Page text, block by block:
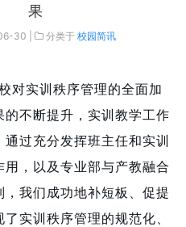
果
30 分类于 校园简讯
实训秩序管理的全面加
的不断提升，实训教学工作
过充分发挥班主任和实训
，以及专业部与产教融合
我们成功地补短板、促提
实训秩序管理的规范化、